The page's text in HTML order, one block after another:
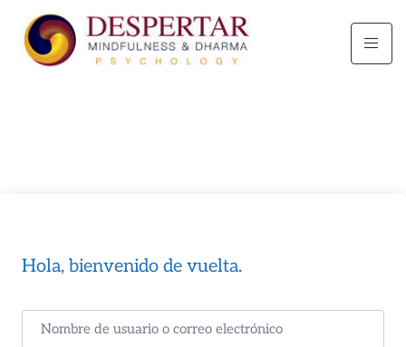
Hola, bienvenido de vuelta.